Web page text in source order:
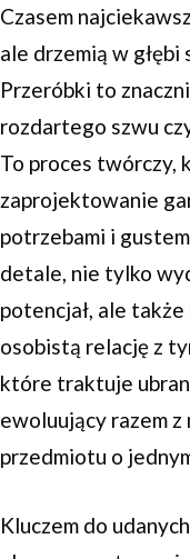
Czasem
ale drzemią w głębi
Przeróbki to
rozdartego szwu
To proces twórczy,
zaprojektowanie
potrzebami i
detale, nie tylko
potencjał, ale także
osobistą relację z
które traktuje
ewoluujący razem
przedmiotu o
Kluczem do